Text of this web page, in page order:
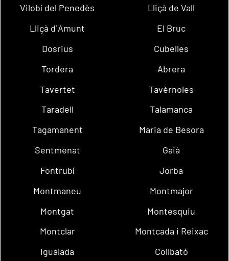
Vilobí del Penedès
Lliçà de Vall
Lliçà d´Amunt
El Bruc
Dosrius
Cubelles
Tordera
Abrera
Tavertet
Tavèrnoles
Taradell
Talamanca
Tagamanent
Maria de Besora
Sentmenat
Gaià
Fontrubí
Jorba
Montmaneu
Montmajor
Montgat
Montesquiu
Montclar
Montcada i Reixac
Igualada
Collbató